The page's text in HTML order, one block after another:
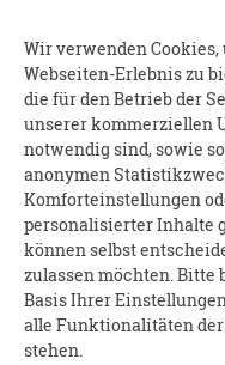
Wohlbefinden
Beginn und Dauer:
12:00 Uhr
Wo: in der advita
Platz
Kosten: frei
Anmeldung ist
Auskünfte
Wir verwenden
Webseiten-Erlebnis zu
die für den Betrieb der
unserer kommerziellen
notwendig sind, sowie
anonymen
Komforteinstellungen
personalisierter Inhalte
können selbst
zulassen möchten. Bitte
Basis Ihrer
alle Funktionalitäten
stehen.